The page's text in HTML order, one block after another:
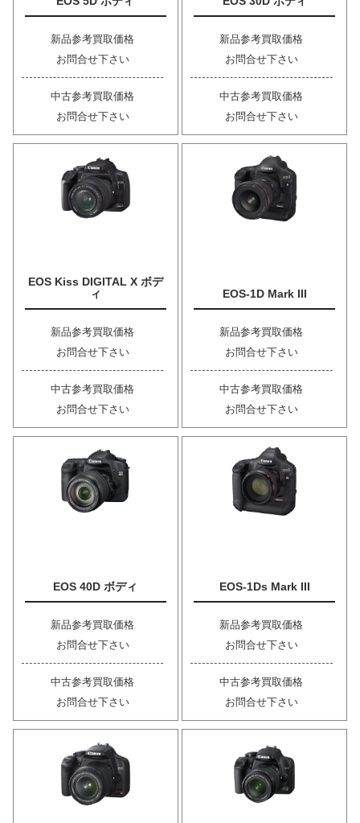
新品参考買取価格
お問合せ下さい
中古参考買取価格
お問合せ下さい
新品参考買取価格
お問合せ下さい
中古参考買取価格
お問合せ下さい
EOS Kiss DIGITAL X ボデ
ィ
新品参考買取価格
お問合せ下さい
中古参考買取価格
お問合せ下さい
EOS-1D Mark III
新品参考買取価格
お問合せ下さい
中古参考買取価格
お問合せ下さい
EOS 40D ボディ
新品参考買取価格
お問合せ下さい
中古参考買取価格
お問合せ下さい
EOS-1Ds Mark III
新品参考買取価格
お問合せ下さい
中古参考買取価格
お問合せ下さい